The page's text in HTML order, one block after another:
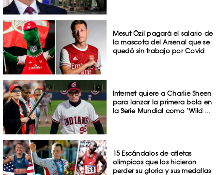
Mesut Özil pagará el salario de
la mascota del Arsenal que se
quedó sin trabajo por Covid
Internet quiere a Charlie Sheen
para lanzar la primera bola en
la Serie Mundial como ‘Wild ...
15 Escándalos de atletas
olímpicos que los hicieron
perder su gloria y sus medallas